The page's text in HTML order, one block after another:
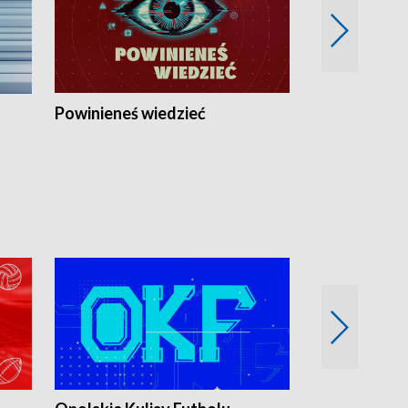
Powinieneś wiedzieć